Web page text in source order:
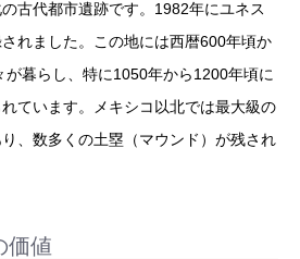
古代都市遺跡です。1982年にユネス
れました。この地には西暦600年頃か
が暮らし、特に1050年から1200年頃に
ています。メキシコ以北では最大級の
、数多くの土塁（マウンド）が残され
価値